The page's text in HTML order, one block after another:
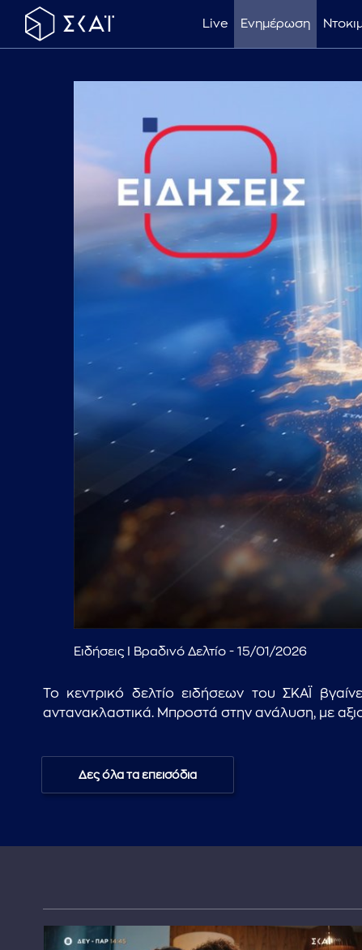
Live Ενημέρωση
Ειδήσεις I Βραδινό Δελτίο - 15/01/2026
Το κεντρικό δελτίο ειδήσεων του ΣΚΑΪ
αντανακλαστικά. Μπροστά στην ανάλυση, με
Δες όλα τα επεισόδια